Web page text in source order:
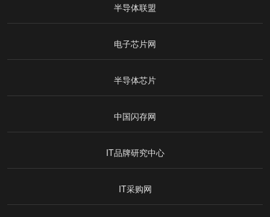
半导体联盟
电子芯片网
半导体芯片
中国闪存网
IT品牌研究中心
IT采购网